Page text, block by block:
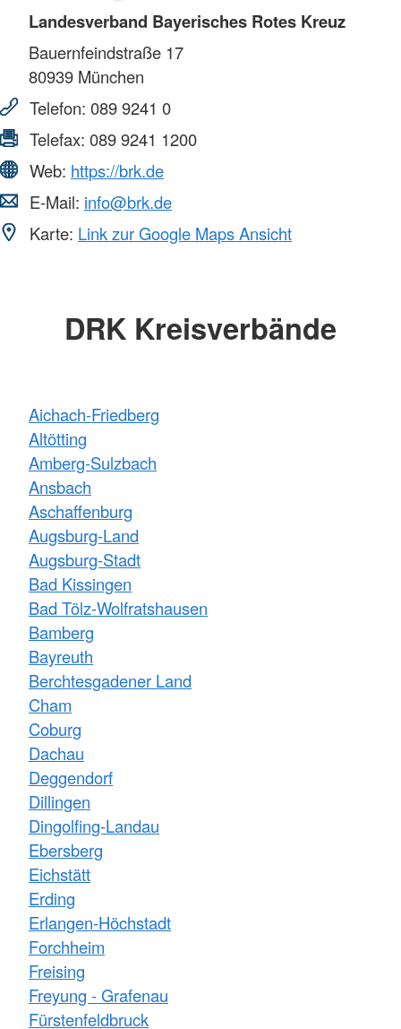
Landesverband Bayerisches Rotes Kreuz
Bauernfeindstraße 17
80939 München
Telefon: 089 9241 0
Telefax: 089 9241 1200
Web: https://brk.de
E-Mail: info@brk.de
Karte: Link zur Google Maps Ansicht
DRK Kreisverbände
Aichach-Friedberg
Altötting
Amberg-Sulzbach
Ansbach
Aschaffenburg
Augsburg-Land
Augsburg-Stadt
Bad Kissingen
Bad Tölz-Wolfratshausen
Bamberg
Bayreuth
Berchtesgadener Land
Cham
Coburg
Dachau
Deggendorf
Dillingen
Dingolfing-Landau
Ebersberg
Eichstätt
Erding
Erlangen-Höchstadt
Forchheim
Freising
Freyung - Grafenau
Fürstenfeldbruck